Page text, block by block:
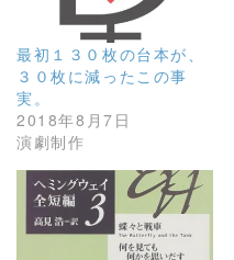
有
(
新
し
い
ウ
ィ
ン
ウ
で
開
き
ま
に
は
ク
リ
ッ
ク
て
く
い
(
新
し
い
最初１３０枚の台本が、
３０枚に減ったこの事
実。
2018年8月7日
演劇制作